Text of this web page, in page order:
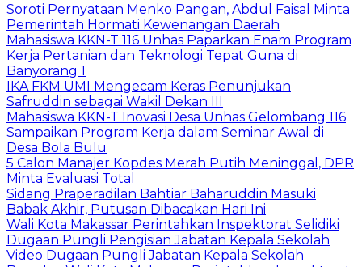
Soroti Pernyataan Menko Pangan, Abdul Faisal Minta
Pemerintah Hormati Kewenangan Daerah
Mahasiswa KKN-T 116 Unhas Paparkan Enam Program
Kerja Pertanian dan Teknologi Tepat Guna di
Banyorang 1
IKA FKM UMI Mengecam Keras Penunjukan
Safruddin sebagai Wakil Dekan III
Mahasiswa KKN-T Inovasi Desa Unhas Gelombang 116
Sampaikan Program Kerja dalam Seminar Awal di
Desa Bola Bulu
5 Calon Manajer Kopdes Merah Putih Meninggal, DPR
Minta Evaluasi Total
Sidang Praperadilan Bahtiar Baharuddin Masuki
Babak Akhir, Putusan Dibacakan Hari Ini
Wali Kota Makassar Perintahkan Inspektorat Selidiki
Dugaan Pungli Pengisian Jabatan Kepala Sekolah
Video Dugaan Pungli Jabatan Kepala Sekolah